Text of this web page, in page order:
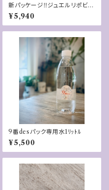
新パッケージ‼️ジュエルリポビタ
C
¥5,940
9番desパック専用水1ﾘｯﾄﾙ
¥5,500